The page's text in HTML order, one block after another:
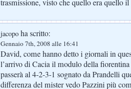
trasmissione, visto che quello era quello
jacopo ha scritto:
Gennaio 7th, 2008 alle 16:41
David, come hanno detto i giornali in
l’arrivo di Cacia il modulo della
passerà al 4-2-3-1 sognato da Prandelli
differenza del mister vedo Pazzini più